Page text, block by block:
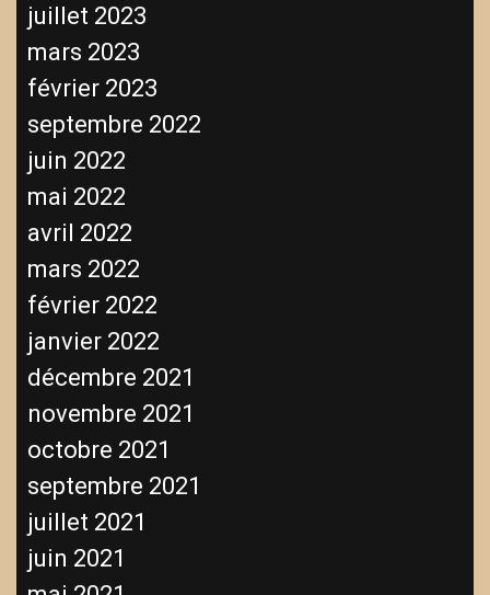
juillet 2023
mars 2023
février 2023
septembre 2022
juin 2022
mai 2022
avril 2022
mars 2022
février 2022
janvier 2022
décembre 2021
novembre 2021
octobre 2021
septembre 2021
juillet 2021
juin 2021